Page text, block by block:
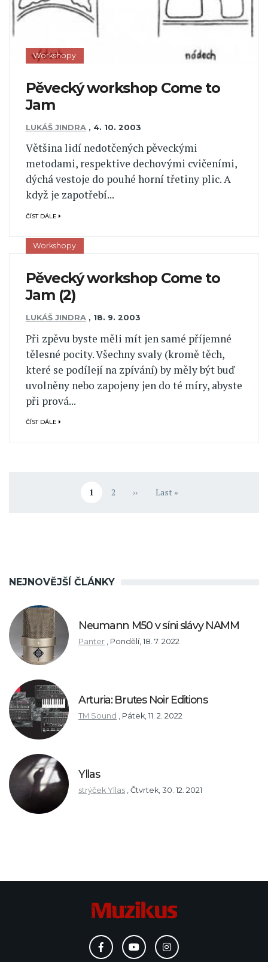
Workshopy
Pěvecký workshop Come to
Jam
LUKÁŠ JINDRA , 4. 10. 2003
Většina lidí nedotčených pěveckými
metodami, respektive dechovými cvičeními,
dýchá vestoje do pouhé horní třetiny plic. A
když je zapotřebí...
ČÍST DÁLE
Workshopy
Pěvecký workshop Come to
Jam (2)
LUKÁŠ JINDRA , 18. 9. 2003
Při zpěvu byste měli mít jen samé příjemné
tělesné pocity. Všechny svaly (kromě těch,
které se podílejí na zpívání) by měly být buď
uvolněny nebo zapojeny jen do té míry, abyste
při prová...
ČÍST DÁLE
Aktuální stránka
1 Stránka
2 Následující stránka
›› Poslední stránka
Last »
NEJNOVĚJŠÍ ČLÁNKY
Neumann M50 v síni slávy NAMM
Panter , Pondělí, 18. 7. 2022
Arturia: Brutes Noir Editions
TM Sound , Pátek, 11. 2. 2022
Yllas
strýček Yllas , Čtvrtek, 30. 12. 2021